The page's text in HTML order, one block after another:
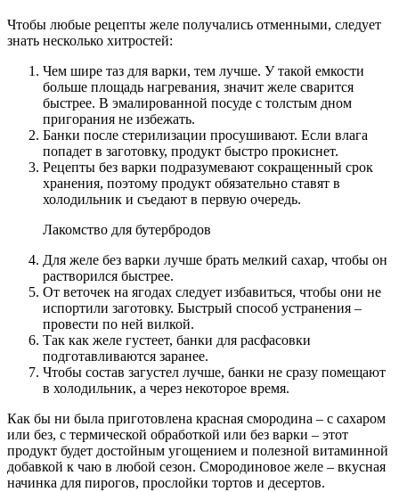
Чтобы любые рецепты желе получались отменными, следует
знать несколько хитростей:
Чем шире таз для варки, тем лучше. У такой емкости
больше площадь нагревания, значит желе сварится
быстрее. В эмалированной посуде с толстым дном
пригорания не избежать.
Банки после стерилизации просушивают. Если влага
попадет в заготовку, продукт быстро прокиснет.
Рецепты без варки подразумевают сокращенный срок
хранения, поэтому продукт обязательно ставят в
холодильник и съедают в первую очередь.
Лакомство для бутербродов
Для желе без варки лучше брать мелкий сахар, чтобы он
растворился быстрее.
От веточек на ягодах следует избавиться, чтобы они не
испортили заготовку. Быстрый способ устранения –
провести по ней вилкой.
Так как желе густеет, банки для расфасовки
подготавливаются заранее.
Чтобы состав загустел лучше, банки не сразу помещают
в холодильник, а через некоторое время.
Как бы ни была приготовлена красная смородина – с сахаром
или без, с термической обработкой или без варки – этот
продукт будет достойным угощением и полезной витаминной
добавкой к чаю в любой сезон. Смородиновое желе – вкусная
начинка для пирогов, прослойки тортов и десертов.